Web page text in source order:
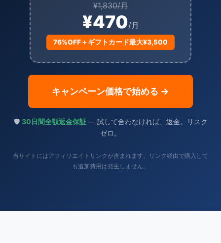
¥1,830/月
¥470/月
76%OFF＋ギフトカード最大¥3,500
キャンペーン価格で始める →
🛡️ 30日間全額返金保証— 試して合わなければ、返金。リスク
ゼロ。
当サイトにはアフィリエイトリンクが含まれます。リンク経由で購入して
も追加費用は発生しません。